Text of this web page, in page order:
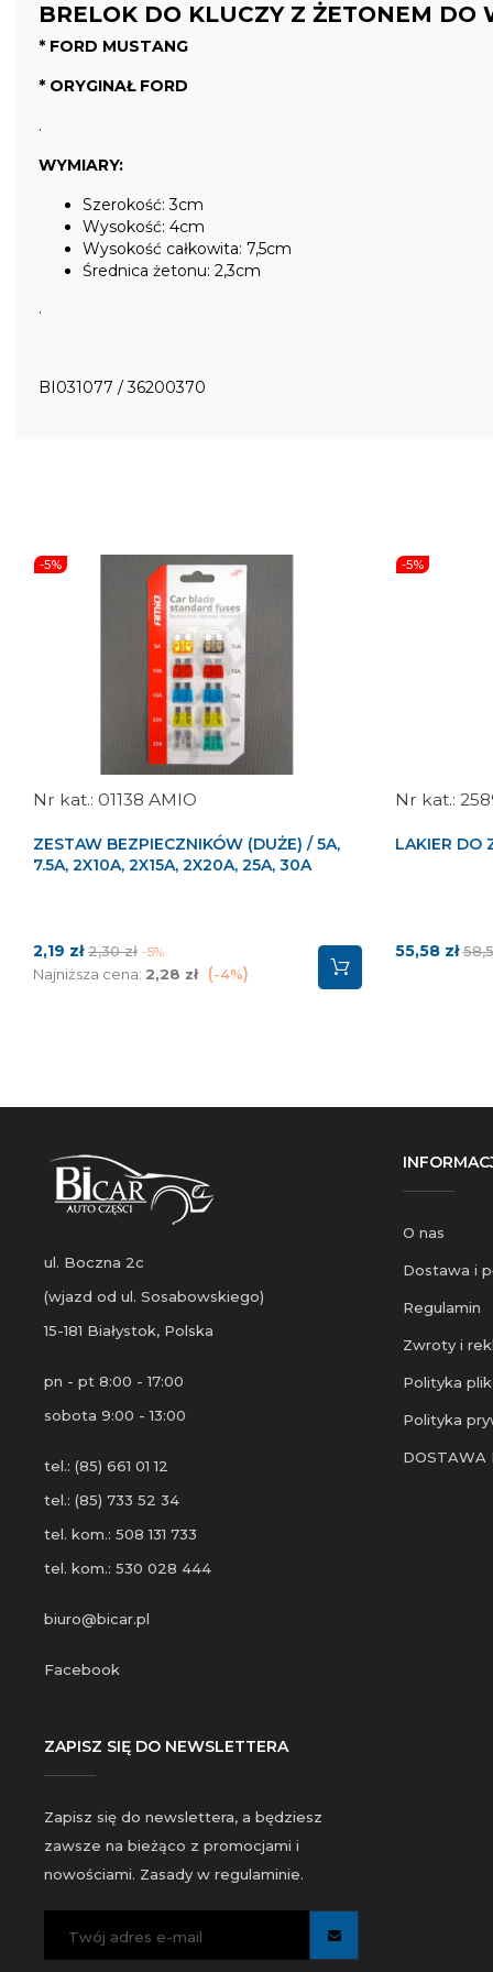
BRELOK DO KLUCZY Z ŻETONEM DO
* FORD MUSTANG
* ORYGINAŁ FORD
.
WYMIARY:
Szerokość: 3cm
Wysokość: 4cm
Wysokość całkowita: 7,5cm
Średnica żetonu: 2,3cm
.
BI031077 / 36200370
-5%
01138 AMIO
ZESTAW BEZPIECZNIKÓW (DUŻE) / 5A,
7.5A, 2X10A, 2X15A, 2X20A, 25A, 30A
Cena
2,19 zł Cena
podstawowa
2,30 zł -5%
Najniższa cena: 2,28 zł -4%
-5%
LAKIER DO
Cena
55,58 zł
ul. Boczna 2c
(wjazd od ul. Sosabowskiego)
15-181 Białystok, Polska
pn - pt 8:00 - 17:00
sobota 9:00 - 13:00
tel.: (85) 661 01 12
tel.: (85) 733 52 34
tel. kom.: 508 131 733
tel. kom.: 530 028 444
biuro@bicar.pl
Facebook
O nas
Dostawa i
Regulamin
Zwroty i
Polityka
Polityka
DOSTAWA
ZAPISZ SIĘ DO NEWSLETTERA
Zapisz się do newslettera, a będziesz
zawsze na bieżąco z promocjami i
nowościami. Zasady w regulaminie.